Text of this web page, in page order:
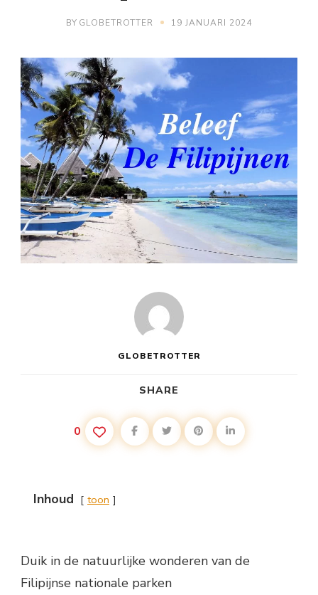
BY GLOBETROTTER 19 JANUARI 2024
GLOBETROTTER
SHARE
0
Inhoud toon
Duik in de natuurlijke wonderen van de
Filipijnse nationale parken